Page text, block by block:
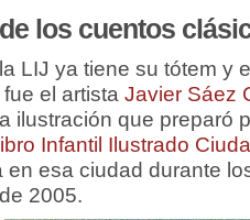
los cuentos
LIJ ya tiene su tótem y
el artista Javier Sáez
ilustración que preparó
Infantil Ilustrado
en esa ciudad durante
2005.